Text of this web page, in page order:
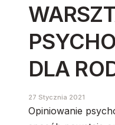
DLA
27 Stycznia 2021
Opiniowanie